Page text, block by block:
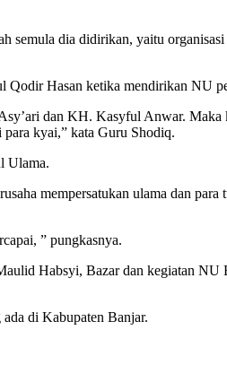
semula dia didirikan, yaitu organisasi
Qodir Hasan ketika mendirikan NU
dan KH. Kasyful Anwar. Maka
para kyai,” kata Guru Shodiq.
Ulama.
mempersatukan ulama dan para
” pungkasnya.
Habsyi, Bazar dan kegiatan NU
di Kabupaten Banjar.